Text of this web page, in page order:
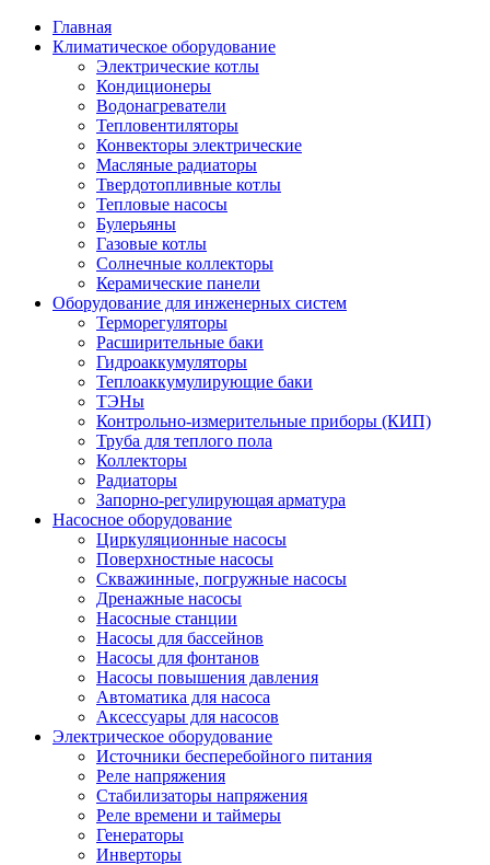
Главная
Климатическое оборудование
Электрические котлы
Кондиционеры
Водонагреватели
Тепловентиляторы
Конвекторы электрические
Масляные радиаторы
Твердотопливные котлы
Тепловые насосы
Булерьяны
Газовые котлы
Солнечные коллекторы
Керамические панели
Оборудование для инженерных систем
Терморегуляторы
Расширительные баки
Гидроаккумуляторы
Теплоаккумулирующие баки
ТЭНы
Контрольно-измерительные приборы (КИП)
Труба для теплого пола
Коллекторы
Радиаторы
Запорно-регулирующая арматура
Насосное оборудование
Циркуляционные насосы
Поверхностные насосы
Скважинные, погружные насосы
Дренажные насосы
Насосные станции
Насосы для бассейнов
Насосы для фонтанов
Насосы повышения давления
Автоматика для насоса
Аксессуары для насосов
Электрическое оборудование
Источники бесперебойного питания
Реле напряжения
Стабилизаторы напряжения
Реле времени и таймеры
Генераторы
Инверторы